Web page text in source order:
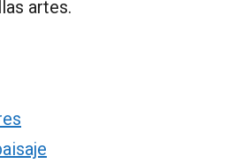
artes.